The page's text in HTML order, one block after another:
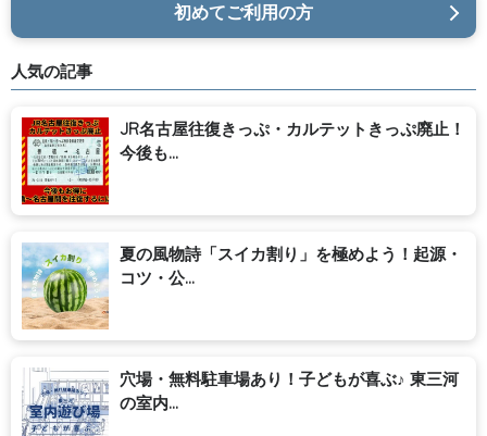
初めてご利用の方
人気の記事
JR名古屋往復きっぷ・カルテットきっぷ廃止！
今後も...
夏の風物詩「スイカ割り」を極めよう！起源・
コツ・公...
穴場・無料駐車場あり！子どもが喜ぶ♪ 東三河
の室内...